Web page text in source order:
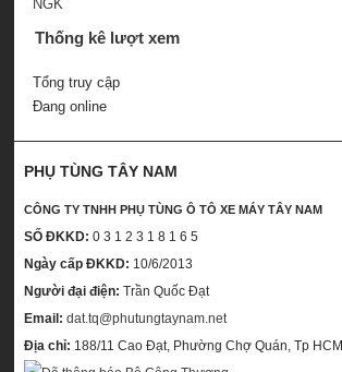
Thống kê lượt xem
Tổng truy cập
Đang online
PHỤ TÙNG TÂY NAM
CÔNG TY TNHH PHỤ TÙNG Ô TÔ XE MÁY TÂY NAM
SỐ ĐKKD: 0 3 1 2 3 1 8 1 6 5
Ngày cấp ĐKKD: 10/6/2013
Người đại điện: Trần Quốc Đạt
Email: dat.tq@phutungtaynam.net
Địa chỉ: 188/11 Cao Đạt, Phường Chợ Quán, Tp HCM